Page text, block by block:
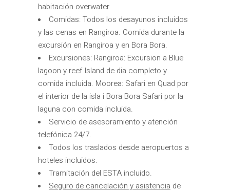
habitación overwater
Comidas: Todos los desayunos incluidos
y las cenas en Rangiroa. Comida durante la
excursión en Rangiroa y en Bora Bora.
Excursiones: Rangiroa: Excursion a Blue
lagoon y reef Island de dia completo y
comida incluida. Moorea: Safari en Quad por
el interior de la isla i Bora Bora Safari por la
laguna con comida incluida.
Servicio de asesoramiento y atención
telefónica 24/7.
Todos los traslados desde aeropuertos a
hoteles incluidos.
Tramitación del ESTA incluido.
Seguro de cancelación y asistencia de